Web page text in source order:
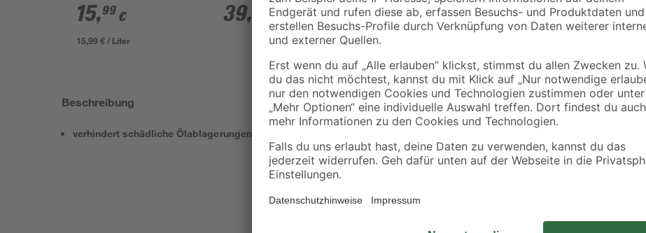
15,99 €
15,99 € / Liter
39, €
mm
8,99 € 2,59 €
Beschreibung
verhindert schädliche Ölablagerungen und Schlammbildung
Schützen Sie Ihren Motor mit dem
schädlichen Ablagerungen und
hochwirksame Antiverschleiß-
Rückstandsbildung bei hohen
VW, BMW, Skoda, Mercedes-Benz,
dem Gebrauch bitte rückseitige
Herstellervorschriften der Fahrzeuge